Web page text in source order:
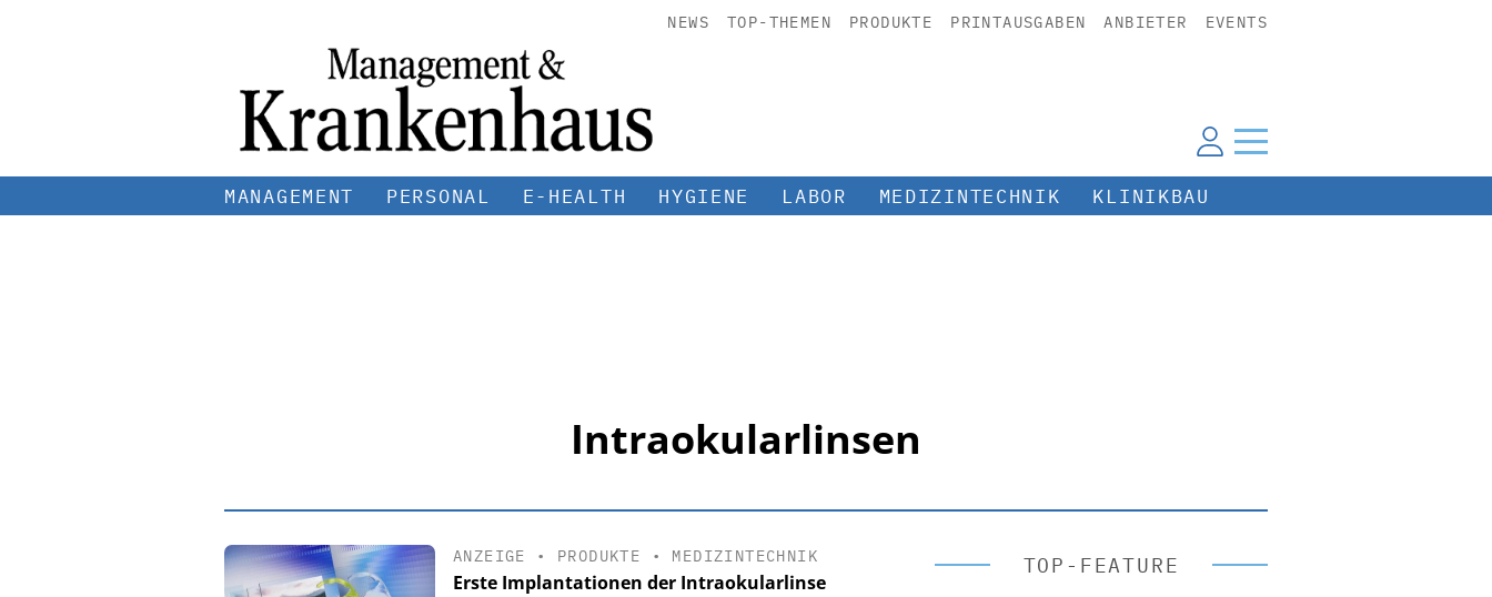
NEWS TOP-THEMEN PRODUKTE PRINTAUSGABEN ANBIETER EVENTS
MANAGEMENT PERSONAL E-HEALTH HYGIENE LABOR MEDIZINTECHNIK KLINIKBAU
Intraokularlinsen
ANZEIGE • PRODUKTE • MEDIZINTECHNIK
Erste Implantationen der Intraokularlinse
TOP-FEATURE